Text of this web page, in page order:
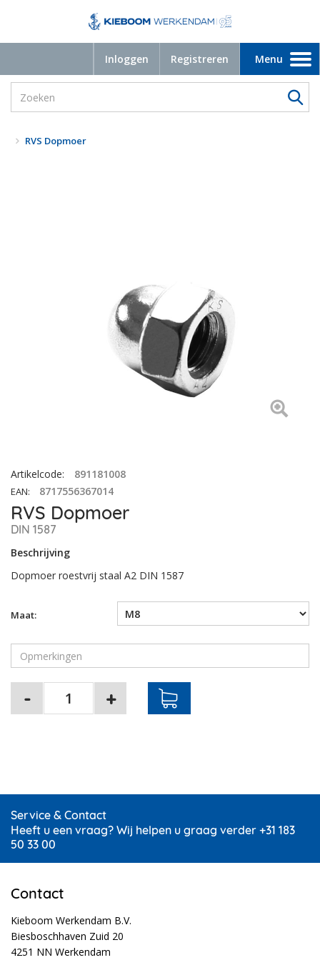
Inloggen Registreren
Toggle
navigation
Menu
RVS Dopmoer
Artikelcode: 891181008
EAN: 8717556367014
RVS Dopmoer
DIN 1587
Beschrijving
Dopmoer roestvrij staal A2 DIN 1587
Maat:
Service & Contact
Heeft u een vraag? Wij helpen u graag verder +31 183
50 33 00
Contact
Kieboom Werkendam B.V.
Biesboschhaven Zuid 20
4251 NN Werkendam